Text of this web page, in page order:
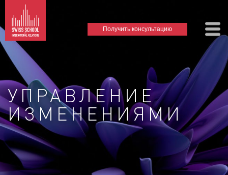
Получить консультацию
УПРАВЛЕНИЕ
ИЗМЕНЕНИЯМИ